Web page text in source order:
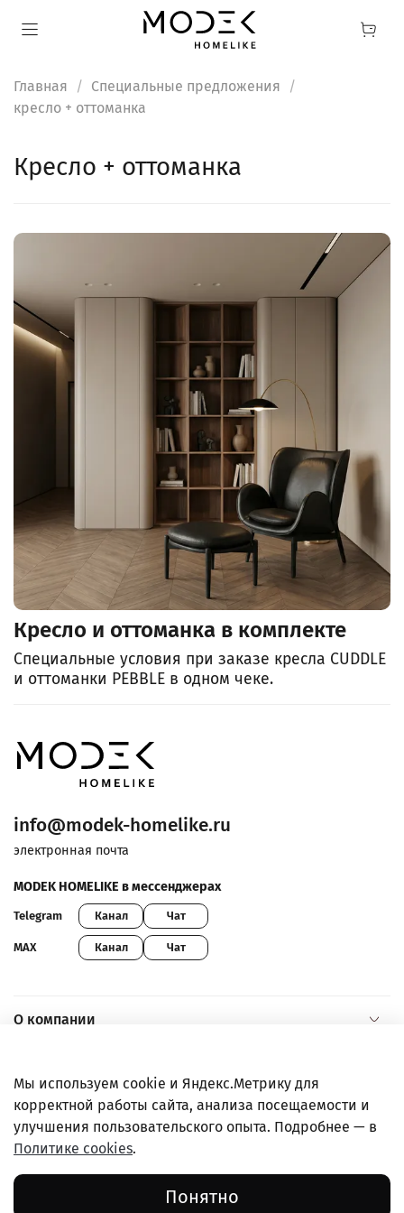
Главная
Специальные предложения
кресло + оттоманка
кресло + оттоманка
Кресло и оттоманка в комплекте
Специальные условия при заказе кресла CUDDLE
и оттоманки PEBBLE в одном чеке.
О компании
Покупателям
info@modek-homelike.ru
электронная почта
MODEK HOMELIKE в мессенджерах
Telegram Канал Чат
MAX Канал Чат
Правовая информация
Мы используем cookie и Яндекс.Метрику для
корректной работы сайта, анализа посещаемости и
улучшения пользовательского опыта. Подробнее — в
Политике cookies.
Понятно